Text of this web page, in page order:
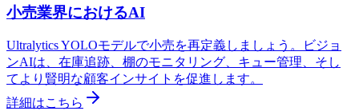
小売業界におけるAI
Ultralytics YOLOモデルで小売を再定義しましょう。ビジョ
ンAIは、在庫追跡、棚のモニタリング、キュー管理、そし
てより賢明な顧客インサイトを促進します。
詳細はこちら